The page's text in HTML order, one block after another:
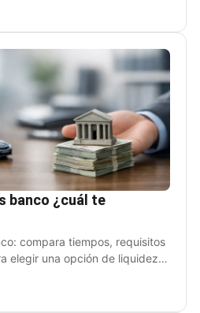
banco ¿cuál te
compara tiempos, requisitos
elegir una opción de liquidez